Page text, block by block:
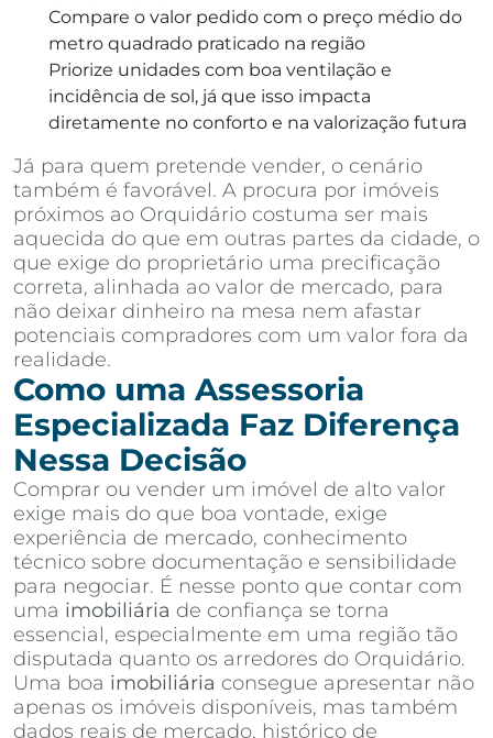
Compare o valor pedido com o preço médio do
metro quadrado praticado na região
Priorize unidades com boa ventilação e
incidência de sol, já que isso impacta
diretamente no conforto e na valorização futura
Já para quem pretende vender, o cenário
também é favorável. A procura por imóveis
próximos ao Orquidário costuma ser mais
aquecida do que em outras partes da cidade, o
que exige do proprietário uma precificação
correta, alinhada ao valor de mercado, para
não deixar dinheiro na mesa nem afastar
potenciais compradores com um valor fora da
realidade.
Como uma Assessoria
Especializada Faz Diferença
Nessa Decisão
Comprar ou vender um imóvel de alto valor
exige mais do que boa vontade, exige
experiência de mercado, conhecimento
técnico sobre documentação e sensibilidade
para negociar. É nesse ponto que contar com
uma imobiliária de confiança se torna
essencial, especialmente em uma região tão
disputada quanto os arredores do Orquidário.
Uma boa imobiliária consegue apresentar não
apenas os imóveis disponíveis, mas também
dados reais de mercado, histórico de